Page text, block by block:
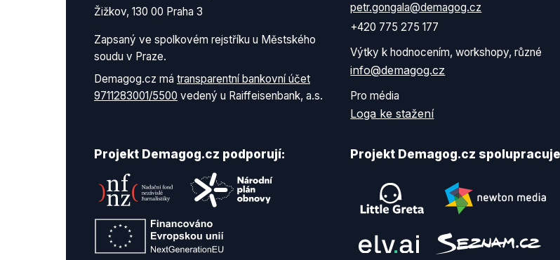
Žižkov, 130 00 Praha 3
Zapsaný ve spolkovém rejstříku u Městského
soudu v Praze.
Demagog.cz má transparentní bankovní účet
9711283001/5500 vedený u Raiffeisenbank, a.s.
petr.gongala@demagog.cz
+420 775 275 177
Výtky k hodnocením, workshopy, různé
info@demagog.cz
Pro média
Loga ke stažení
Projekt Demagog.cz podporují: Projekt Demagog.cz